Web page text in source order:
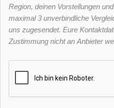
Region, deinen Vorstellungen
maximal 3 unverbindliche
uns zugesendet. Eure
Zustimmung nicht an Anbieter